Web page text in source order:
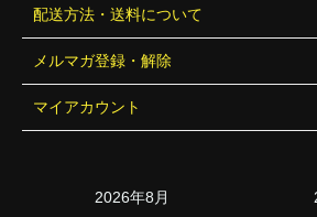
配送方法・送料について
メルマガ登録・解除
マイアカウント
2026年8月